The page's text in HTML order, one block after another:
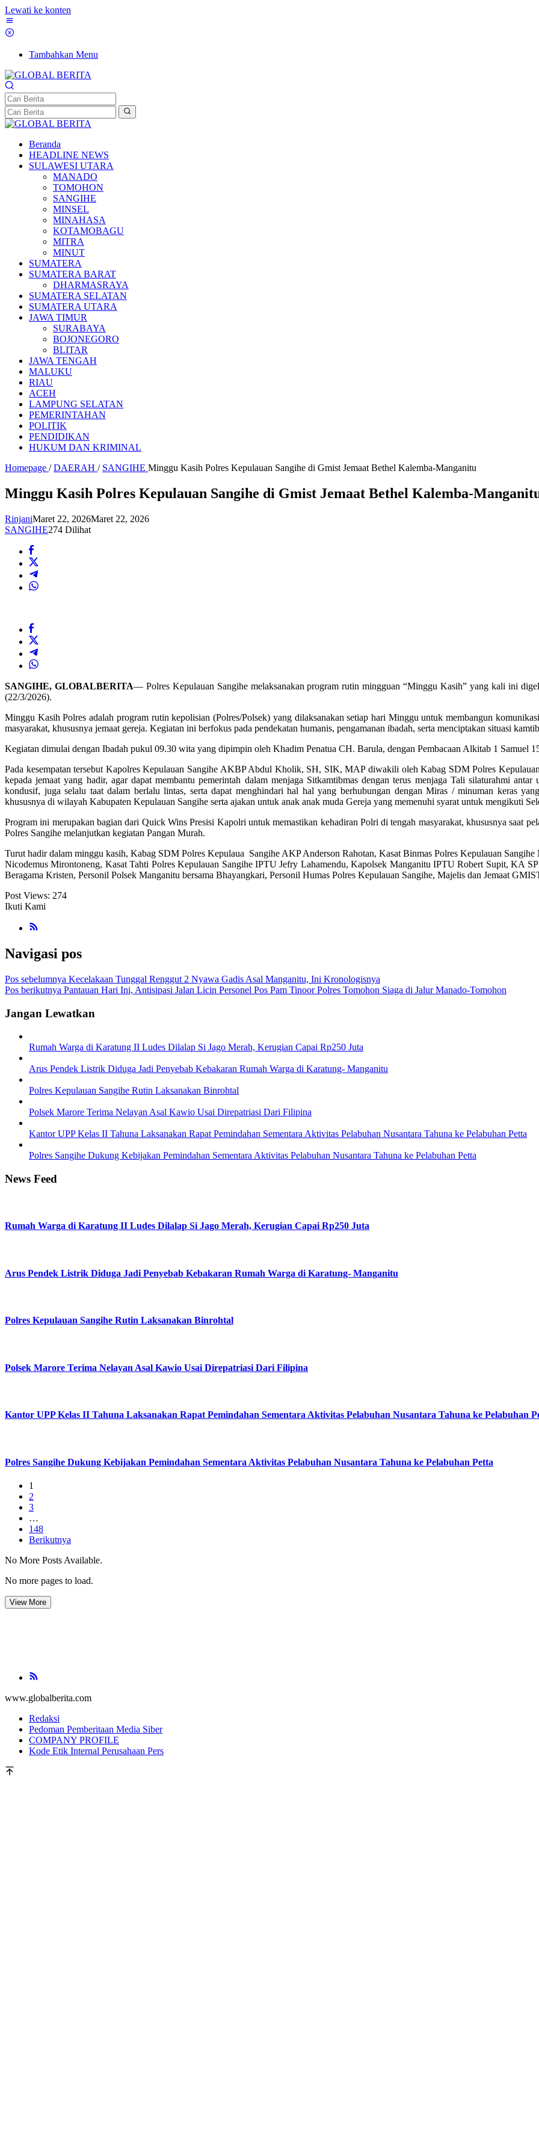
Lewati ke konten
Tambahkan Menu
Beranda
HEADLINE NEWS
SULAWESI UTARA
MANADO
TOMOHON
SANGIHE
MINSEL
MINAHASA
KOTAMOBAGU
MITRA
MINUT
SUMATERA
SUMATERA BARAT
DHARMASRAYA
SUMATERA SELATAN
SUMATERA UTARA
JAWA TIMUR
SURABAYA
BOJONEGORO
BLITAR
JAWA TENGAH
MALUKU
RIAU
ACEH
LAMPUNG SELATAN
PEMERINTAHAN
POLITIK
PENDIDIKAN
HUKUM DAN KRIMINAL
Homepage / DAERAH / SANGIHE Minggu Kasih Polres Kepulauan Sangihe di Gmist Jemaat Bethel Kalemba-Manganitu
Minggu Kasih Polres Kepulauan Sangihe di Gmist Jemaat Bethel Kalemba-
RinjaniMaret 22, 2026Maret 22, 2026
SANGIHE274 Dilihat
SANGIHE, GLOBALBERITA— Polres Kepulauan Sangihe melaksanakan program rutin mingguan “Minggu Kasih” yang kali ini
(22/3/2026).
Minggu Kasih Polres adalah program rutin kepolisian (Polres/Polsek) yang dilaksanakan setiap hari Minggu untuk membangun
masyarakat, khususnya jemaat gereja. Kegiatan ini berfokus pada pendekatan humanis, pengamanan ibadah, serta menciptakan situasi
Kegiatan dimulai dengan Ibadah pukul 09.30 wita yang dipimpin oleh Khadim Penatua CH. Barula, dengan Pembacaan Alkitab 1 Samuel
Pada kesempatan tersebut Kapolres Kepulauan Sangihe AKBP Abdul Kholik, SH, SIK, MAP diwakili oleh Kabag SDM Polres
kepada jemaat yang hadir, agar dapat membantu pemerintah dalam menjaga Sitkamtibmas dengan terus menjaga Tali silaturahmi
kondusif, juga selalu taat dalam berlalu lintas, serta dapat menghindari hal hal yang berhubungan dengan Miras / minuman keras
khususnya di wilayah Kabupaten Kepulauan Sangihe serta ajakan untuk anak anak muda Gereja yang memenuhi syarat untuk mengikuti
Program ini merupakan bagian dari Quick Wins Presisi Kapolri untuk memastikan kehadiran Polri di tengah masyarakat, khususnya saat
Polres Sangihe melanjutkan kegiatan Pangan Murah.
Turut hadir dalam minggu kasih, Kabag SDM Polres Kepulaua Sangihe AKP Anderson Rahotan, ⁠Kasat Binmas Polres Kepulauan
Nicodemus Mirontoneng, Kasat Tahti Polres Kepulauan Sangihe IPTU Jefry Lahamendu, Kapolsek Manganitu IPTU Robert Supit, ⁠KA
Beragama Kristen, ⁠Personil Polsek Manganitu bersama Bhayangkari, Personil Humas Polres Kepulauan Sangihe, Majelis dan Jemaat
Post Views: 274
Ikuti Kami
Navigasi pos
Pos sebelumnya Kecelakaan Tunggal Renggut 2 Nyawa Gadis Asal Manganitu, Ini Kronologisnya
Pos berikutnya Pantauan Hari Ini, Antisipasi Jalan Licin Personel Pos Pam Tinoor Polres Tomohon Siaga di Jalur Manado-Tomohon
Jangan Lewatkan
Rumah Warga di Karatung II Ludes Dilalap Si Jago Merah, Kerugian Capai Rp250 Juta
Arus Pendek Listrik Diduga Jadi Penyebab Kebakaran Rumah Warga di Karatung- Manganitu
Polres Kepulauan Sangihe Rutin Laksanakan Binrohtal
Polsek Marore Terima Nelayan Asal Kawio Usai Direpatriasi Dari Filipina
Kantor UPP Kelas II Tahuna Laksanakan Rapat Pemindahan Sementara Aktivitas Pelabuhan Nusantara Tahuna ke Pelabuhan Petta
Polres Sangihe Dukung Kebijakan Pemindahan Sementara Aktivitas Pelabuhan Nusantara Tahuna ke Pelabuhan Petta
News Feed
Rumah Warga di Karatung II Ludes Dilalap Si Jago Merah, Kerugian Capai Rp250 Juta
Arus Pendek Listrik Diduga Jadi Penyebab Kebakaran Rumah Warga di Karatung- Manganitu
Polres Kepulauan Sangihe Rutin Laksanakan Binrohtal
Polsek Marore Terima Nelayan Asal Kawio Usai Direpatriasi Dari Filipina
Kantor UPP Kelas II Tahuna Laksanakan Rapat Pemindahan Sementara Aktivitas Pelabuhan Nusantara Tahuna ke Pelabuhan
Polres Sangihe Dukung Kebijakan Pemindahan Sementara Aktivitas Pelabuhan Nusantara Tahuna ke Pelabuhan Petta
1
2
3
…
148
Berikutnya
No More Posts Available.
No more pages to load.
View More
www.globalberita.com
Redaksi
Pedoman Pemberitaan Media Siber
COMPANY PROFILE
Kode Etik Internal Perusahaan Pers